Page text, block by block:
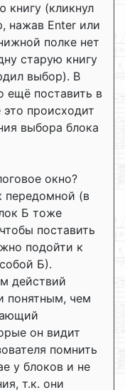
книгу (кликнул
нажав Enter или
полке нет
старую книгу
выбор). В
ещё поставить в
происходит
выбора блока
окно?
передомной (в
Б тоже
поставить
подойти к
Б).
действий
понятным, чем
он видит
помнить
у блоков и не
т.к. они